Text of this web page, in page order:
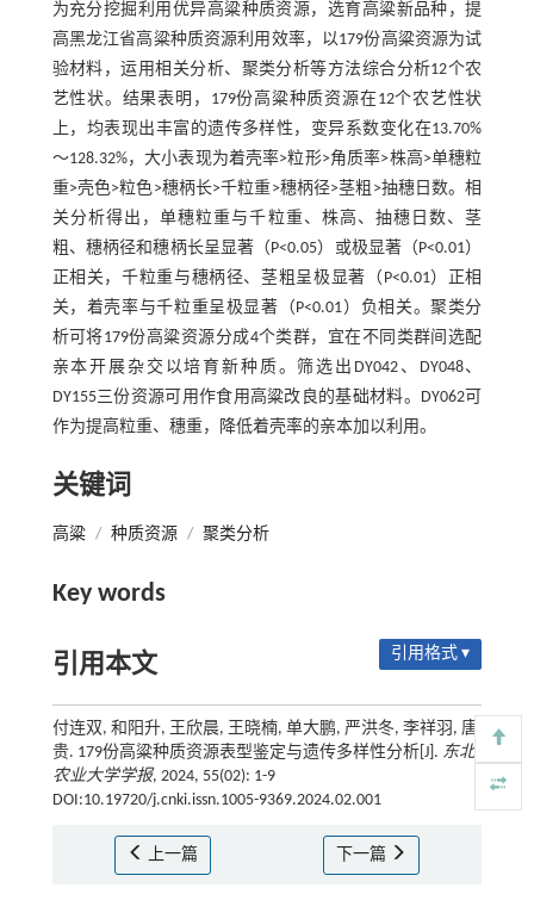
为充分挖掘利用优异高粱种质资源，选育高粱新品种，提
高黑龙江省高粱种质资源利用效率，以179份高粱资源为试
验材料，运用相关分析、聚类分析等方法综合分析12个农
艺性状。结果表明，179份高粱种质资源在12个农艺性状
上，均表现出丰富的遗传多样性，变异系数变化在13.70%
～128.32%，大小表现为着壳率>粒形>角质率>株高>单穗粒
重>壳色>粒色>穗柄长>千粒重>穗柄径>茎粗>抽穗日数。相
关分析得出，单穗粒重与千粒重、株高、抽穗日数、茎
粗、穗柄径和穗柄长呈显著（P<0.05）或极显著（P<0.01）
正相关，千粒重与穗柄径、茎粗呈极显著（P<0.01）正相
关，着壳率与千粒重呈极显著（P<0.01）负相关。聚类分
析可将179份高粱资源分成4个类群，宜在不同类群间选配
亲本开展杂交以培育新种质。筛选出DY042、DY048、
DY155三份资源可用作食用高粱改良的基础材料。DY062可
作为提高粒重、穗重，降低着壳率的亲本加以利用。
关键词
高粱 / 种质资源 / 聚类分析
Key words
引用本文 引用格式 ▾
付连双, 和阳升, 王欣晨, 王晓楠, 单大鹏, 严洪冬, 李祥羽, 唐
贵. 179份高粱种质资源表型鉴定与遗传多样性分析[J]. 东北
农业大学学报, 2024, 55(02): 1-9
DOI:10.19720/j.cnki.issn.1005-9369.2024.02.001
上一篇 下一篇